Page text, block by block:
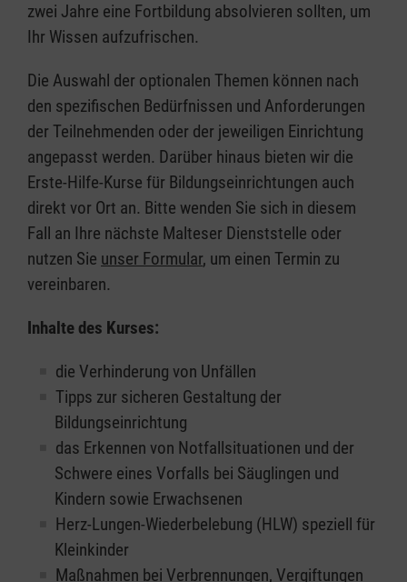
zwei Jahre eine Fortbildung absolvieren sollten, um
Ihr Wissen aufzufrischen.
Die Auswahl der optionalen Themen können nach
den spezifischen Bedürfnissen und Anforderungen
der Teilnehmenden oder der jeweiligen Einrichtung
angepasst werden. Darüber hinaus bieten wir die
Erste-Hilfe-Kurse für Bildungseinrichtungen auch
direkt vor Ort an. Bitte wenden Sie sich in diesem
Fall an Ihre nächste Malteser Dienststelle oder
nutzen Sie unser Formular, um einen Termin zu
vereinbaren.
Inhalte des Kurses:
die Verhinderung von Unfällen
Tipps zur sicheren Gestaltung der
Bildungseinrichtung
das Erkennen von Notfallsituationen und der
Schwere eines Vorfalls bei Säuglingen und
Kindern sowie Erwachsenen
Herz-Lungen-Wiederbelebung (HLW) speziell für
Kleinkinder
Maßnahmen bei Verbrennungen, Vergiftungen